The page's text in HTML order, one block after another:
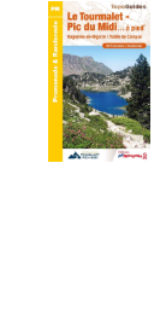
ACHETER
LE
PRODUIT
/
DÉTAILS